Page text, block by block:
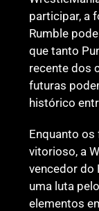
participar, a
Rumble
que tanto
recente dos
futuras
histórico
Enquanto os
vitorioso, a
vencedor do
uma luta
elementos